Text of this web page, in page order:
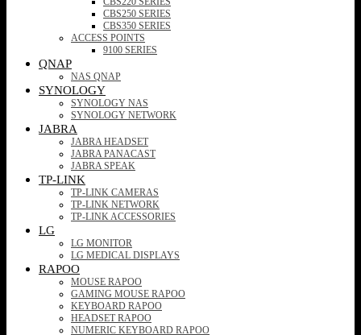
CBS250 SERIES
CBS350 SERIES
ACCESS POINTS
9100 SERIES
QNAP
NAS QNAP
SYNOLOGY
SYNOLOGY NAS
SYNOLOGY NETWORK
JABRA
JABRA HEADSET
JABRA PANACAST
JABRA SPEAK
TP-LINK
TP-LINK CAMERAS
TP-LINK NETWORK
TP-LINK ACCESSORIES
LG
LG MONITOR
LG MEDICAL DISPLAYS
RAPOO
MOUSE RAPOO
GAMING MOUSE RAPOO
KEYBOARD RAPOO
HEADSET RAPOO
NUMERIC KEYBOARD RAPOO